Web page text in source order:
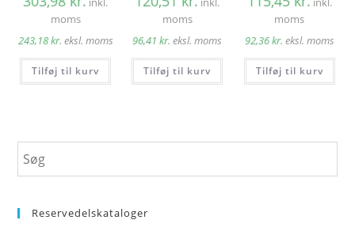
moms
243,18kr. eksl. moms
Tilføj til kurv
moms
96,41kr. eksl. moms
Tilføj til kurv
moms
92,36kr. eksl. moms
Tilføj til kurv
Reservedelskataloger